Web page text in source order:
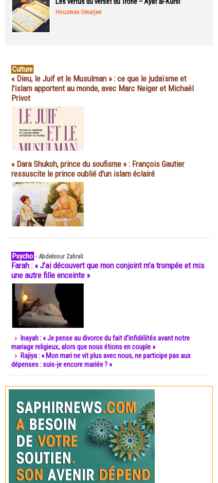
Housman Omarjee
Culture
« Dieu, le Juif et le Musulman » : ce que le judaïsme et
l'islam apportent au monde, avec Marc Neiger et Michaël
Privot
« Dara Shukoh, prince du soufisme » : François Gautier
ressuscite le prince oublié d'un islam éclairé
Psycho -Abdelnour Zahrali
Farah : « J’ai découvert que mon conjoint m’a trompée et mis
une autre fille enceinte »
Inayah : « Je pense au divorce du fait d’infidélités avant notre
mariage religieux, alors que nous étions en couple »
Rajiya : « Mon mari ne vit plus avec nous, ne participe pas aux
dépenses : suis-je encore mariée ? »